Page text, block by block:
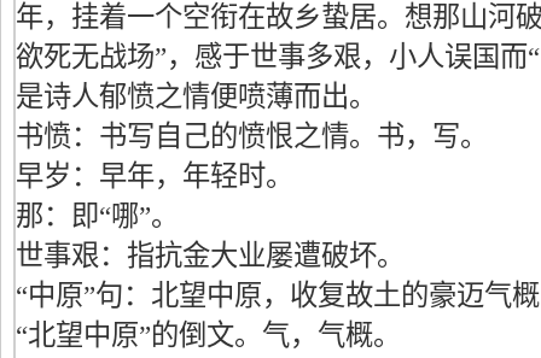
年，挂着一个空衔在故乡蛰居。想那山河
欲死无战场”，感于世事多艰，小人误国而
是诗人郁愤之情便喷薄而出。
书愤：书写自己的愤恨之情。书，写。
早岁：早年，年轻时。
那：即“哪”。
世事艰：指抗金大业屡遭破坏。
“中原”句：北望中原，收复故土的豪迈气
“北望中原”的倒文。气，气概。